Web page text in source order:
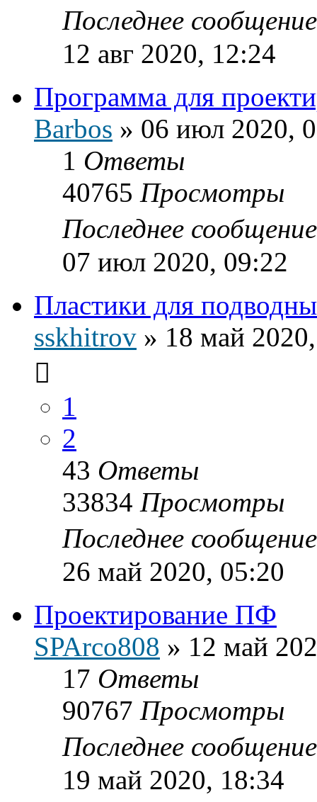
Последнее
12 авг 2020, 12:24
Программа для
Barbos » 06 июл 2020,
1 Ответы
40765 Просмотры
Последнее
07 июл 2020, 09:22
Пластики для
sskhitrov » 18 май
1
2
43 Ответы
33834 Просмотры
Последнее
26 май 2020, 05:20
Проектирование ПФ
SPArco808 » 12 май
17 Ответы
90767 Просмотры
Последнее
19 май 2020, 18:34